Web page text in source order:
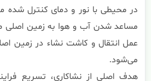
در محیطی با نور و دمای کنترل شده
مساعد شدن آب و هوا به زمین اصلی
عمل انتقال و کاشت نشاء در زمین
می‌شود.
هدف اصلی از نشاکاری، تسریع